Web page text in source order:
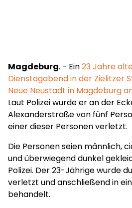
Magdeburg. - Ein23 Jahre
Dienstagabend in der Zielitzer
Neue Neustadt in Magdeburg
Laut Polizei wurde er an der
Alexanderstraße von fünf
einer dieser Personen verletzt.
Die Personen seien männlich,
und überwiegend dunkel
Polizei. Der 23-Jährige wurde
verletzt und anschließend in
behandelt.